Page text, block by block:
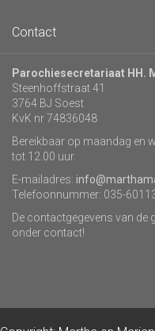
Contact
Parochiesecretariaat HH.
Steenhoffstraat 41
3764 BJ Soest
KvK nr 74836048
Bereikbaar op maandag en
tot 12.00 uur.
E-mailadres:
Telefoonnummer: 035-
De contactgegevens van
onder contact!